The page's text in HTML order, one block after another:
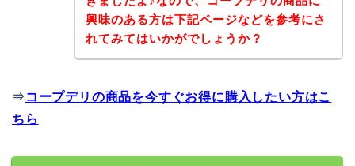
興味のある方は下記ページなどを参考にさ
れてみてはいかがでしょうか？
⇒ コープデリの商品を今すぐお得に購入したい方はこ
ちら